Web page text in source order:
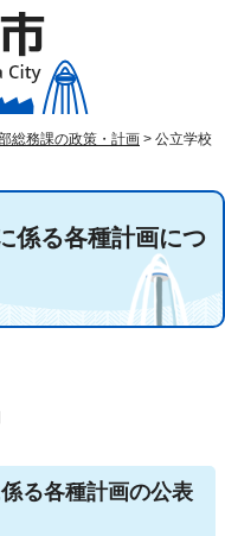
総務課の政策・計画 > 公立学校
係る各種計画につ
る各種計画の公表